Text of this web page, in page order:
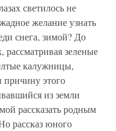
светилось не
желание узнать
снега, зимой? До
рассматривая зеленые
калужницы,
этого
из земли
рассказать родным
рассказ юного